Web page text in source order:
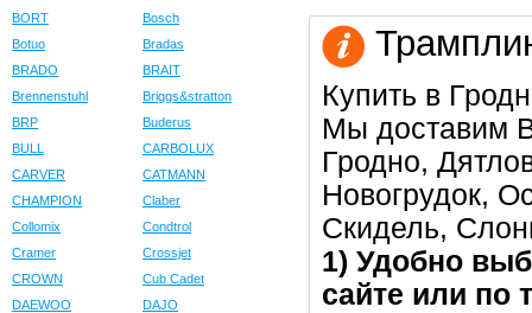
BORT
Bosch
Botuo
Bradas
BRADO
BRAIT
Brennenstuhl
Briggs&stratton
BRP
Buderus
BULL
CARBOLUX
CARVER
CATMANN
CHAMPION
Claber
Collomix
Condtrol
Cramer
Crossjet
CROWN
Cub Cadet
DAEWOO
DAJO
Купить в
Мы доставим
Гродно,
Новогрудок,
Скидель,
1) Удобно
сайте или по